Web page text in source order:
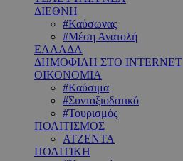
ΔΙΕΘΝΗ
#Καύσωνας
#Μέση Ανατολή
ΕΛΛΑΔΑ
ΔΗΜΟΦΙΛΗ ΣΤΟ INTERNET
ΟΙΚΟΝΟΜΙΑ
#Καύσιμα
#Συνταξιοδοτικό
#Τουρισμός
ΠΟΛΙΤΙΣΜΟΣ
ΑΤΖΕΝΤΑ
ΠΟΛΙΤΙΚΗ